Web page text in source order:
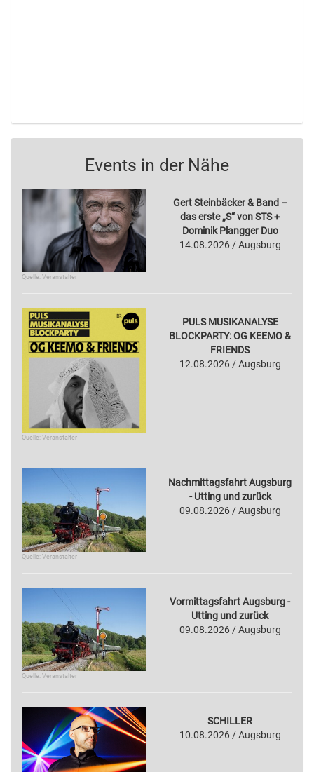
Events in der Nähe
Quelle: Veranstalter
Gert Steinbäcker & Band –
das erste „S“ von STS +
Dominik Plangger Duo
14.08.2026 / Augsburg
Quelle: Veranstalter
PULS MUSIKANALYSE
BLOCKPARTY: OG KEEMO &
FRIENDS
12.08.2026 / Augsburg
Quelle: Veranstalter
Nachmittagsfahrt Augsburg
- Utting und zurück
09.08.2026 / Augsburg
Quelle: Veranstalter
Vormittagsfahrt Augsburg -
Utting und zurück
09.08.2026 / Augsburg
SCHILLER
10.08.2026 / Augsburg